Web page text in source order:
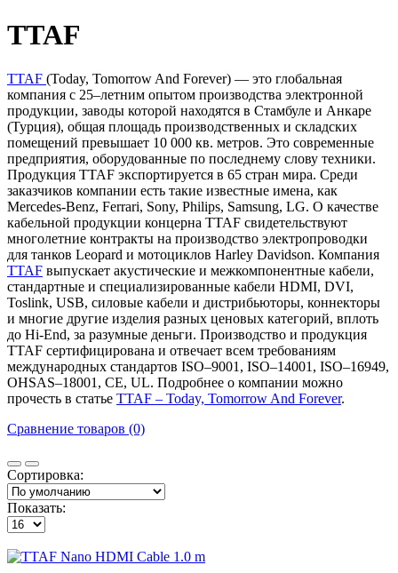
TTAF
TTAF (Today, Tomorrow And Forever) — это глобальная
компания с 25–летним опытом производства электронной
продукции, заводы которой находятся в Стамбуле и Анкаре
(Турция), общая площадь производственных и складских
помещений превышает 10 000 кв. метров. Это современные
предприятия, оборудованные по последнему слову техники.
Продукция TTAF экспортируется в 65 стран мира. Среди
заказчиков компании есть такие известные имена, как
Merсedes-Benz, Ferrari, Sony, Philips, Samsung, LG. О качестве
кабельной продукции концерна TTAF свидетельствуют
многолетние контракты на производство электропроводки
для танков Leopard и мотоциклов Harley Davidson. Компания
TTAF выпускает акустические и межкомпонентные кабели,
стандартные и специализированные кабели HDMI, DVI,
Toslink, USB, силовые кабели и дистрибьюторы, коннекторы
и многие другие изделия разных ценовых категорий, вплоть
до Hi-End, за разумные деньги. Производство и продукция
TTAF сертифицирована и отвечает всем требованиям
международных стандартов ISO–9001, ISO–14001, ISO–16949,
OHSAS–18001, CE, UL. Подробнее о компании можно
прочесть в статье TTAF – Today, Tomorrow And Forever.
Сравнение товаров (0)
Сортировка:
Показать: